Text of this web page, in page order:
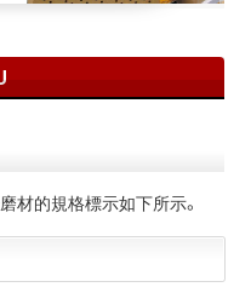
材的規格標示如下所示。